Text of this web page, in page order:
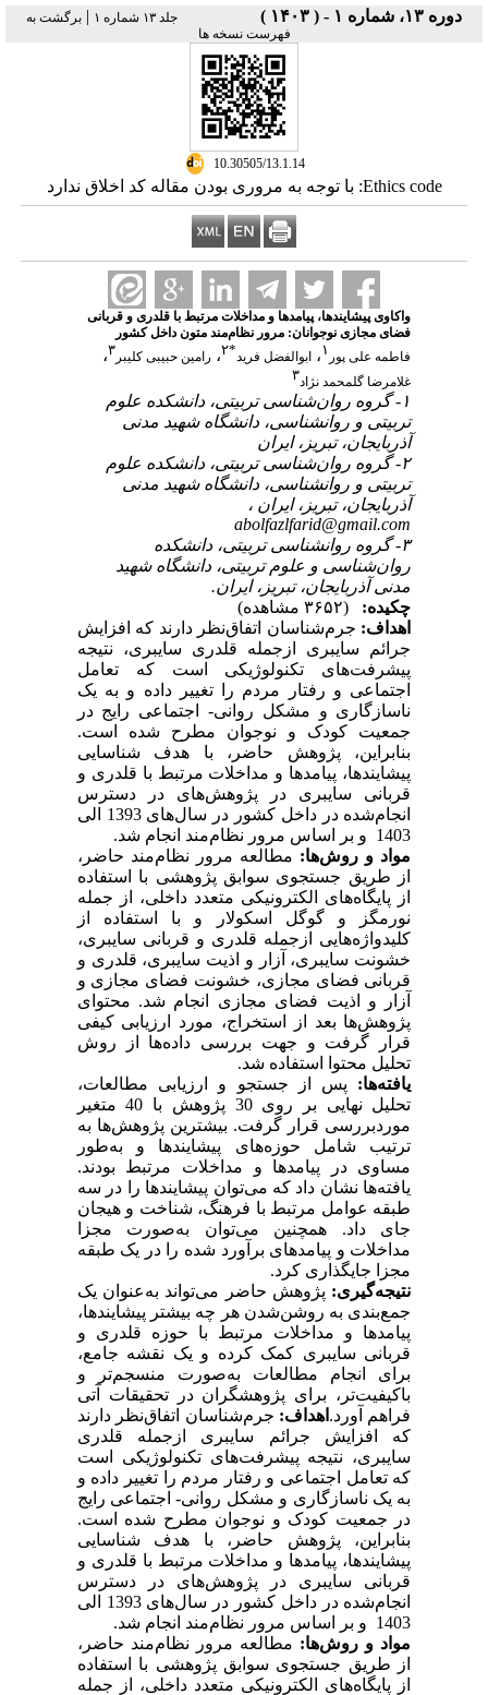
دوره ۱۳، شماره ۱ - ( ۱۴۰۳ ) جلد ۱۳ شماره ۱ | برگشت به
فهرست نسخه ها
‎ 10.30505/13.1.14
Ethics code: با توجه به مروری بودن مقاله کد اخلاق ندارد
واکاوی پیشایندها، پیامدها و مداخلات مرتبط با قلدری و قربانی
فضای مجازی نوجوانان: مرور نظام‌مند متون داخل کشور
فاطمه علی پور ۱ ، ابوالفضل فرید*۲، رامین حبیبی کلیبر ۳،
غلامرضا گلمحمد نژاد۳
۱- گروه روان‌شناسی تربیتی، دانشکده علوم
تربیتی و روانشناسی، دانشگاه شهید مدنی
آذربایجان، تبریز، ایران
۲- گروه روان‌شناسی تربیتی، دانشکده علوم
تربیتی و روانشناسی، دانشگاه شهید مدنی
آذربایجان، تبریز، ایران ،
abolfazlfarid@gmail.com
۳- گروه روانشناسی تربیتی، دانشکده
روان‌شناسی و علوم تربیتی، دانشگاه شهید
مدنی آذربایجان، تبریز، ایران.
چکیده:
(۳۶۵۲ مشاهده)
اهداف: جرم‌شناسان اتفاق‌نظر دارند که افزایش
جرائم سایبری ازجمله قلدری سایبری، نتیجه
پیشرفت‌های تکنولوژیکی است که تعامل
اجتماعی و رفتار مردم را تغییر داده و به یک
ناسازگاری و مشکل روانی- اجتماعی رایج در
جمعیت کودک و نوجوان مطرح شده است.
بنابراین، پژوهش حاضر، با هدف شناسایی
پیشایندها، پیامدها و مداخلات مرتبط با قلدری و
قربانی سایبری در پژوهش‌های در دسترس
انجام‌شده در داخل کشور در سال‌های 1393 الی
1403 و بر اساس مرور نظام‌مند انجام شد.
مواد و روش‌ها: مطالعه مرور نظام‌مند حاضر،
از طریق جستجوی سوابق پژوهشی با استفاده
از پایگاه‌های الکترونیکی متعدد داخلی، از جمله
نورمگز و گوگل اسکولار و با استفاده از
کلیدواژه‌هایی ازجمله قلدری و قربانی سایبری،
خشونت سایبری، آزار و اذیت سایبری، قلدری و
قربانی فضای مجازی، خشونت فضای مجازی و
آزار و اذیت فضای مجازی انجام شد. محتوای
پژوهش‌ها بعد از استخراج، مورد ارزیابی کیفی
قرار گرفت و جهت بررسی داده‌ها از روش
تحلیل محتوا استفاده شد.
یافته‌ها: پس از جستجو و ارزیابی مطالعات،
تحلیل نهایی بر روی 30 پژوهش با 40 متغیر
موردبررسی قرار گرفت. بیشترین پژوهش‌ها به
ترتیب شامل حوزه‌های پیشایندها و به‌طور
مساوی در پیامدها و مداخلات مرتبط بودند.
یافته‌ها نشان داد که می‌توان پیشایندها را در سه
طبقه عوامل مرتبط با فرهنگ، شناخت و هیجان
جای داد. همچنین می‌توان به‌صورت مجزا
مداخلات و پیامدهای برآورد شده را در یک طبقه
مجزا جایگذاری کرد.
نتیجه‌گیری: پژوهش حاضر می‌تواند به‌عنوان یک
جمع‌بندی به روشن‌شدن هر چه بیشتر پیشایندها،
پیامدها و مداخلات مرتبط با حوزه قلدری و
قربانی سایبری کمک کرده و یک نقشه جامع،
برای انجام مطالعات به‌صورت منسجم‌تر و
باکیفیت‌تر، برای پژوهشگران در تحقیقات آتی
فراهم آورد. اهداف: جرم‌شناسان اتفاق‌نظر دارند
که افزایش جرائم سایبری ازجمله قلدری
سایبری، نتیجه پیشرفت‌های تکنولوژیکی است
که تعامل اجتماعی و رفتار مردم را تغییر داده و
به یک ناسازگاری و مشکل روانی- اجتماعی رایج
در جمعیت کودک و نوجوان مطرح شده است.
بنابراین، پژوهش حاضر، با هدف شناسایی
پیشایندها، پیامدها و مداخلات مرتبط با قلدری و
قربانی سایبری در پژوهش‌های در دسترس
انجام‌شده در داخل کشور در سال‌های 1393 الی
1403 و بر اساس مرور نظام‌مند انجام شد.
مواد و روش‌ها: مطالعه مرور نظام‌مند حاضر،
از طریق جستجوی سوابق پژوهشی با استفاده
از پایگاه‌های الکترونیکی متعدد داخلی، از جمله